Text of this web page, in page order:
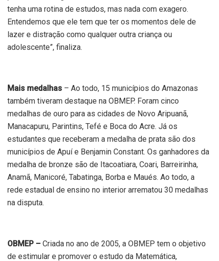
tenha uma rotina de estudos, mas nada com exagero.
Entendemos que ele tem que ter os momentos dele de
lazer e distração como qualquer outra criança ou
adolescente”, finaliza.
Mais medalhas – Ao todo, 15 municípios do Amazonas
também tiveram destaque na OBMEP. Foram cinco
medalhas de ouro para as cidades de Novo Aripuanã,
Manacapuru, Parintins, Tefé e Boca do Acre. Já os
estudantes que receberam a medalha de prata são dos
municípios de Apuí e Benjamin Constant. Os ganhadores da
medalha de bronze são de Itacoatiara, Coari, Barreirinha,
Anamã, Manicoré, Tabatinga, Borba e Maués. Ao todo, a
rede estadual de ensino no interior arrematou 30 medalhas
na disputa.
OBMEP – Criada no ano de 2005, a OBMEP tem o objetivo
de estimular e promover o estudo da Matemática,